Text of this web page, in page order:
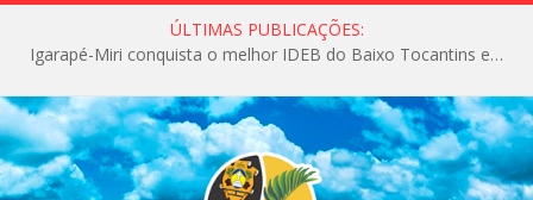
ÚLTIMAS PUBLICAÇÕES:
Igarapé-Miri conquista o melhor IDEB do Baixo Tocantins e avança na qualidade da educação pública